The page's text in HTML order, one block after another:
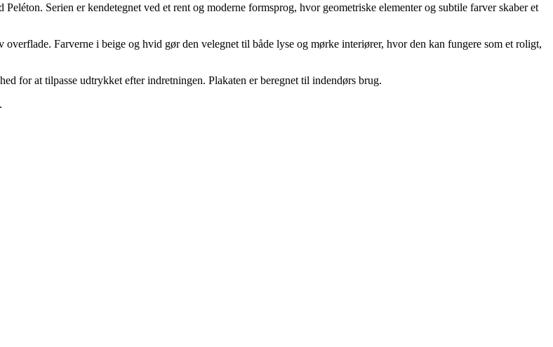
Serien er kendetegnet ved et rent og moderne formsprog, hvor geometriske elementer og subtile farver skaber et
Farverne i beige og hvid gør den velegnet til både lyse og mørke interiører, hvor den kan fungere som et roligt,
for at tilpasse udtrykket efter indretningen. Plakaten er beregnet til indendørs brug.